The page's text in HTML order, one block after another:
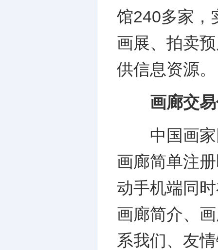
馆240多家，
画展、拍卖
供信息资源。
画廊交易
中国画家
画廊简单注
动手机端同
画廊简介、
系我们、友